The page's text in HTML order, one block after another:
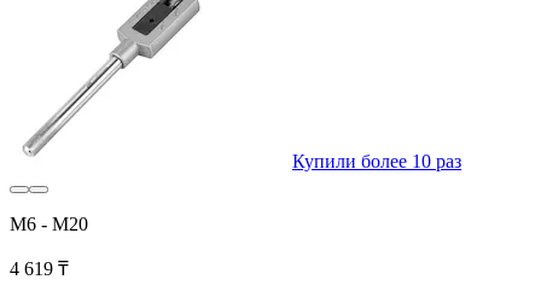
Купили более 10 раз
М6 - М20
4 619 ₸